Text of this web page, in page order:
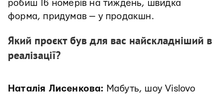
робиш 16 номерів на тиждень, швидка
форма, придумав — у продакшн.
Який проєкт був для вас найскладніший в
реалізації?
Наталія Лисенкова: Мабуть, шоу Vislovo